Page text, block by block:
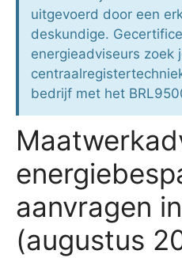
uitgevoerd door een
deskundige.
energieadviseurs zoek
bedrijf met het
aanvragen
(augustus